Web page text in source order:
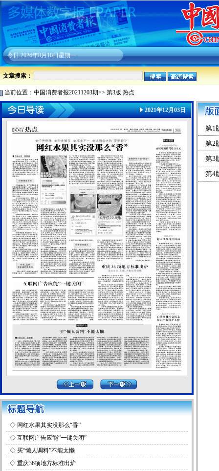
今日2026年8月10日星期一
文章搜索：
当前位置： 中国消费者报20211203期>> 第3版:热点
2021年12月03日
◇ 网红水果其实没那么“香”
◇ 互联网广告应能“一键关闭”
◇ 买“懒人调料”不能太懒
◇ 重庆36项地方标准出炉
第1
第2
第3
第4